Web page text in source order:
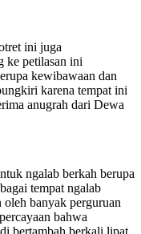
ini juga
ke petilasan ini
kewibawaan dan
karena tempat ini
anugrah dari Dewa
ngalab berkah berupa
tempat ngalab
banyak perguruan
bahwa
bertambah berkali lipat